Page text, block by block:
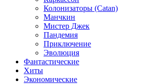
Колонизаторы (Catan)
Манчкин
Мистер Джек
Пандемия
Приключение
Эволюция
Фантастические
Хиты
Экономические